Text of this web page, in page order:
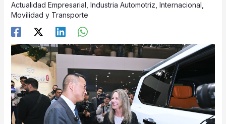
Actualidad Empresarial Industria Automotriz Internacional
Movilidad y Transporte